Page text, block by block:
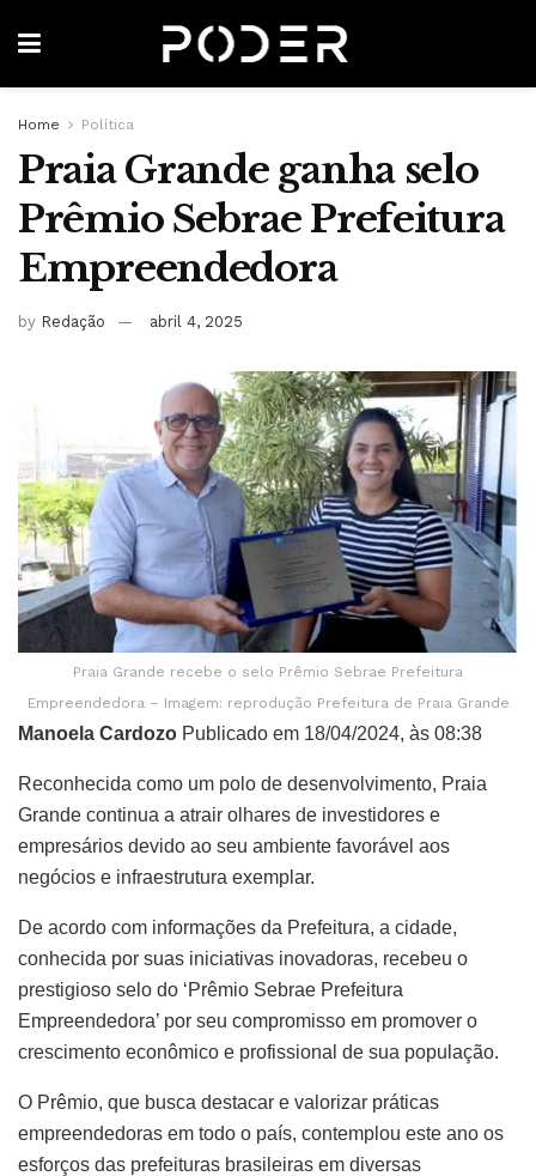
Home Política
Praia Grande ganha selo
Prêmio Sebrae Prefeitura
Empreendedora
by Redação abril 4, 2025
Praia Grande recebe o selo Prêmio Sebrae Prefeitura
Empreendedora – Imagem: reprodução Prefeitura de Praia Grande
Manoela Cardozo Publicado em 18/04/2024, às 08:38
Reconhecida como um polo de desenvolvimento, Praia
Grande continua a atrair olhares de investidores e
empresários devido ao seu ambiente favorável aos
negócios e infraestrutura exemplar.
De acordo com informações da Prefeitura, a cidade,
conhecida por suas iniciativas inovadoras, recebeu o
prestigioso selo do ‘Prêmio Sebrae Prefeitura
Empreendedora’ por seu compromisso em promover o
crescimento econômico e profissional de sua população.
O Prêmio, que busca destacar e valorizar práticas
empreendedoras em todo o país, contemplou este ano os
esforços das prefeituras brasileiras em diversas